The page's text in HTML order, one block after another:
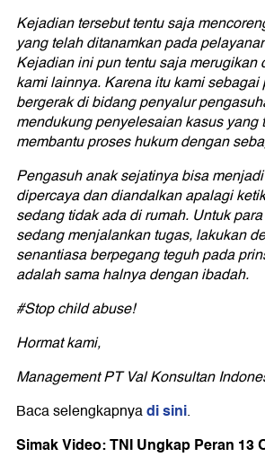
Kejadian tersebut tentu saja
yang telah ditanamkan pada
Kejadian ini pun tentu saja merugikan
kami lainnya. Karena itu kami
bergerak di bidang penyalur
mendukung penyelesaian kasus yang
membantu proses hukum dengan
Pengasuh anak sejatinya bisa
dipercaya dan diandalkan apalagi
sedang tidak ada di rumah. Untuk
sedang menjalankan tugas, lakukan
senantiasa berpegang teguh pada
adalah sama halnya dengan ibadah.
#Stop child abuse!
Hormat kami,
Management PT Val Konsultan
Baca selengkapnyadi sini.
Simak Video: TNI Ungkap Peran 13